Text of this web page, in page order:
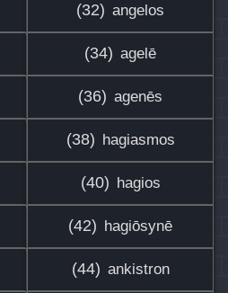
(32) angelos
(34) agelē
(36) agenēs
(38) hagiasmos
(40) hagios
(42) hagiōsynē
(44) ankistron